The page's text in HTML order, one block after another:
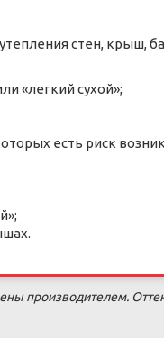
стен, крыш,
«легкий сухой»;
есть риск
производителем.